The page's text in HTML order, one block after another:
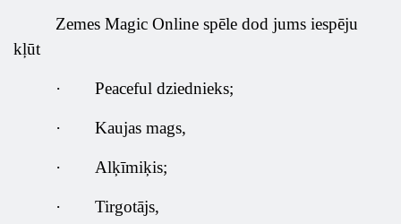
Zemes Magic Online spēle dod jums iespēju
kļūt
· Peaceful dziednieks;
· Kaujas mags,
· Alķīmiķis;
· Tirgotājs,